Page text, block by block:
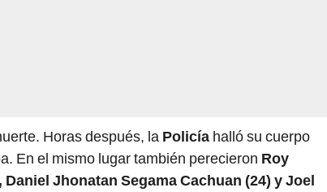
Horas después, la Policía halló su cuerpo
En el mismo lugar también perecieron Roy
Jhonatan Segama Cachuan (24) y Joel